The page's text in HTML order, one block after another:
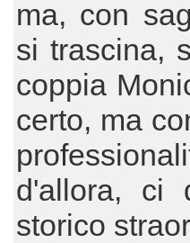
ma, con
si trascina,
coppia
certo, ma
d'allora, ci
storico